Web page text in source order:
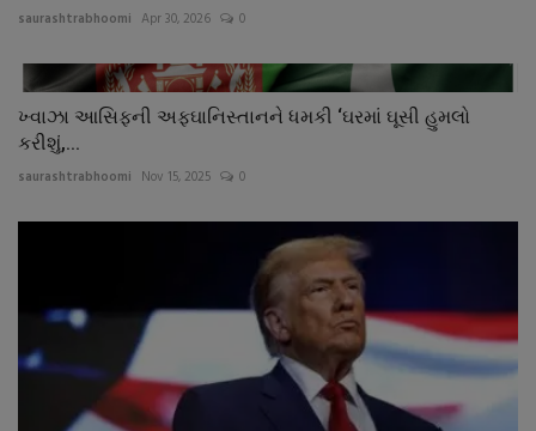
saurashtrabhoomi Apr 30, 2026 0
ખ્વાઝા આસિફની અફઘાનિસ્તાનને ધમકી ‘ઘરમાં ઘૂસી હુમલો
કરીશું,...
saurashtrabhoomi Nov 15, 2025 0